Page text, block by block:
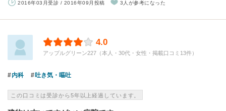
2016年03月受診 / 2016年09月投稿 3人が参考になった
4.0
アップルグリーン227（本人・30代・女性・掲載口コミ13件）
内科 吐き気・嘔吐
この口コミは受診から5年以上経過しています。